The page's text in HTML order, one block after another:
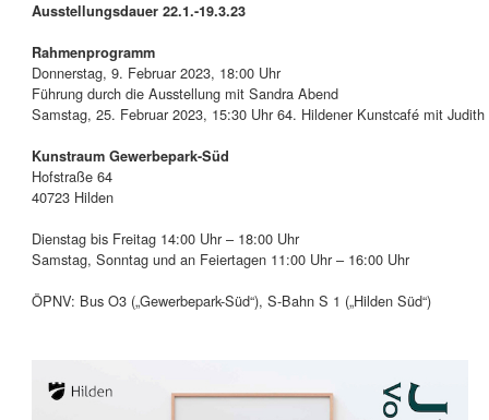
Ausstellungsdauer 22.1.-19.3.23
Rahmenprogramm
Donnerstag, 9. Februar 2023, 18:00 Uhr
Führung durch die Ausstellung mit Sandra Abend
Samstag, 25. Februar 2023, 15:30 Uhr 64. Hildener Kunstcafé mit
Kunstraum Gewerbepark-Süd
Hofstraße 64
40723 Hilden
Dienstag bis Freitag 14:00 Uhr – 18:00 Uhr
Samstag, Sonntag und an Feiertagen 11:00 Uhr – 16:00 Uhr
ÖPNV: Bus O3 („Gewerbepark-Süd“), S-Bahn S 1 („Hilden Süd“)